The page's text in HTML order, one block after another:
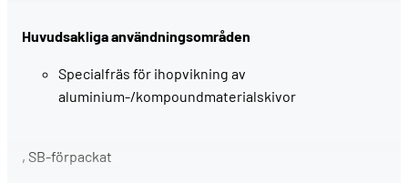
Huvudsakliga användningsområden
Specialfräs för ihopvikning av
aluminium-/kompoundmaterialskivor
, SB-förpackat